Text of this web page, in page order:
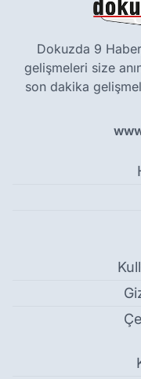
Dokuzda 9
gelişmeleri size
son dakika